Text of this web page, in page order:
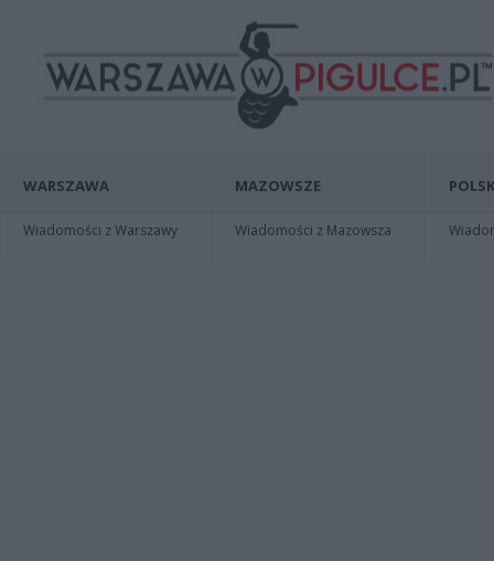
WARSZAWA
Wiadomości z Warszawy
MAZOWSZE
Wiadomości z Mazowsza